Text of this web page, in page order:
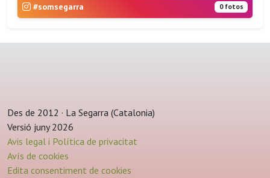
#somsegarra 0 fotos
Des de 2012 · La Segarra (Catalonia)
Versió juny 2026
Avis legal i Política de privacitat
Avís de cookies
Edita consentiment de cookies